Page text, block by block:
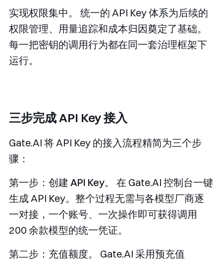
实现权限集中。
统一的 API Key 体系为后续的
权限管理、用量追踪和成本归因奠定了基础。
每一把密钥的调用行为都在同一套治理框架下
运行。
三步完成 API Key 接入
Gate.AI 将 API Key 的接入流程精简为三个步
骤：
第一步：创建 API Key。
在 Gate.AI 控制台一键
生成 API Key。整个过程无需与各模型厂商逐
一对接，一个账号、一次操作即可获得调用
200 余款模型的统一凭证。
第二步：充值额度。
Gate.AI 采用预充值